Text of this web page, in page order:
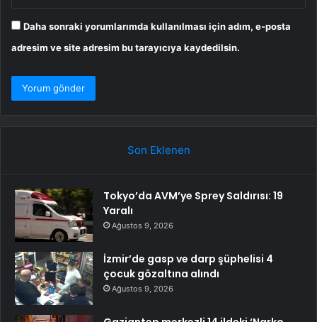
Daha sonraki yorumlarımda kullanılması için adım, e-posta
adresim ve site adresim bu tarayıcıya kaydedilsin.
Son Eklenen
Tokyo’da AVM’ye Sprey Saldırısı: 19
Yaralı
Ağustos 9, 2026
İzmir’de gasp ve darp şüphelisi 4
çocuk gözaltına alındı
Ağustos 9, 2026